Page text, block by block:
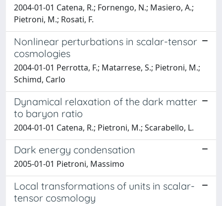
2004-01-01 Catena, R.; Fornengo, N.; Masiero, A.;
Pietroni, M.; Rosati, F.
Nonlinear perturbations in scalar-tensor
cosmologies
2004-01-01 Perrotta, F.; Matarrese, S.; Pietroni, M.;
Schimd, Carlo
Dynamical relaxation of the dark matter
to baryon ratio
2004-01-01 Catena, R.; Pietroni, M.; Scarabello, L.
Dark energy condensation
2005-01-01 Pietroni, Massimo
Local transformations of units in scalar-
tensor cosmology